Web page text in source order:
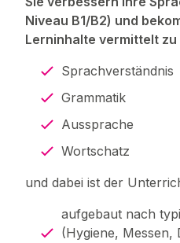
Niveau B1/B2) und
Lerninhalte vermittelt zu
Sprachverständnis
Grammatik
Aussprache
Wortschatz
und dabei ist der
aufgebaut nach
(Hygiene, Messen,